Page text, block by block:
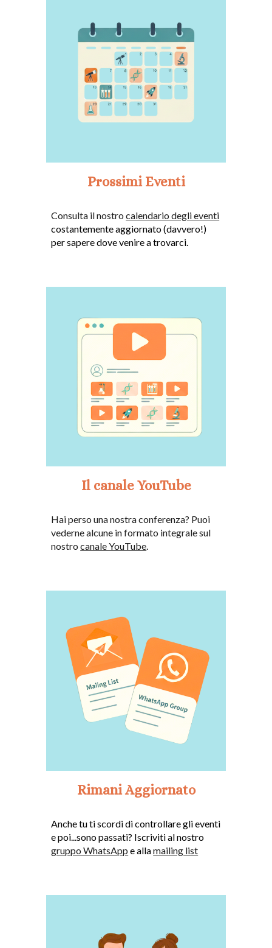
Prossimi Eventi
Consulta il nostrocalendario degli eventi
costantemente aggiornato (davvero!)
per sapere dove venire a trovarci.
Il canale YouTube
Hai perso una nostra conferenza? Puoi
vederne alcune in formato integrale sul
nostrocanale YouTube.
Rimani Aggiornato
Anche tu ti scordi di controllare gli eventi
e poi...sono passati? Iscriviti al nostro
gruppo WhatsApp e allamailing list